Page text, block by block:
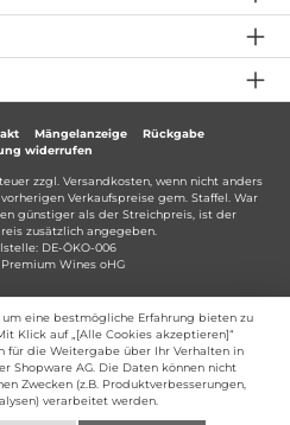
Mängelanzeige
Rückgabe
widerrufen
zzgl. Versandkosten, wenn nicht anders
Verkaufspreise gem. Staffel. War
günstiger als der Streichpreis, ist der
zusätzlich angegeben.
DE-ÖKO-006
Wines oHG
eine bestmögliche Erfahrung bieten zu
Mit Klick auf „[Alle Cookies akzeptieren]“
für die Weitergabe über Ihr Verhalten in
Shopware AG. Die Daten können nicht
Zwecken (z.B. Produktverbesserungen,
verarbeitet werden.